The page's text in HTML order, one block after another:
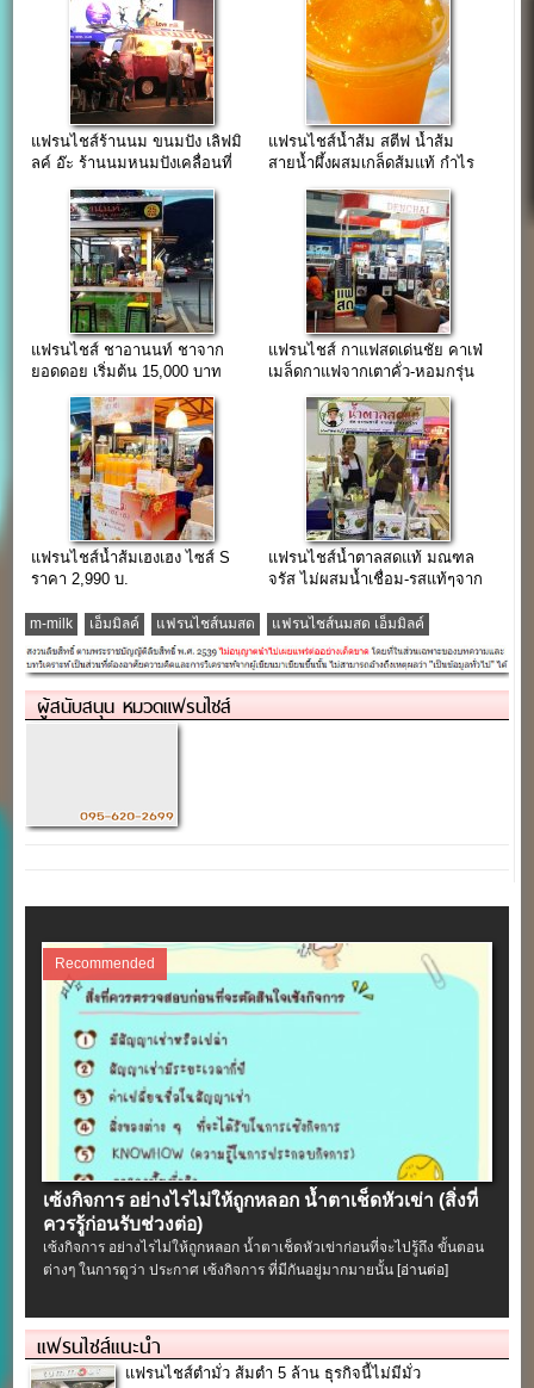
แฟรนไชส์ร้านนม ขนมปัง เลิฟมิ
ลค์ อ๊ะ ร้านนมหนมปังเคลื่อนที่
แฟรนไชส์น้ำส้ม สตีฟ น้ำส้ม
สายน้ำผึ้งผสมเกล็ดส้มแท้ กำไร
แฟรนไชส์ ชาอานนท์ ชาจาก
ยอดดอย เริ่มต้น 15,000 บาท
แฟรนไชส์ กาแฟสดเด่นชัย คาเฟ่
เมล็ดกาแฟจากเตาคั่ว-หอมกรุ่น
แฟรนไชส์น้ำส้มเฮงเฮง ไซส์ S
ราคา 2,990 บ.
แฟรนไชส์น้ำตาลสดแท้ มณฑล
จรัส ไม่ผสมน้ำเชื่อม-รสแท้ๆจาก
m-milk เอ็มมิลค์ แฟรนไชส์นมสด แฟรนไชส์นมสด เอ็มมิลค์
ผู้สนับสนุน หมวดแฟรนไชส์
Recommended
เซ้งกิจการ อย่างไรไม่ให้ถูกหลอก น้ำตาเช็ดหัวเข่า (สิ่งที่
ควรรู้ก่อนรับช่วงต่อ)
เซ้งกิจการ อย่างไรไม่ให้ถูกหลอก น้ำตาเช็ดหัวเข่าก่อนที่จะไปรู้ถึง ขั้นตอน
ต่างๆ ในการดูว่า ประกาศ เซ้งกิจการ ที่มีกันอยู่มากมายนั้น [อ่านต่อ]
แฟรนไชส์แนะนำ
แฟรนไชส์ตำมั่ว ส้มตำ 5 ล้าน ธุรกิจนี้ไม่มีมั่ว